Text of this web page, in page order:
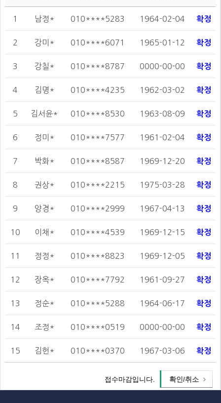
1 남정* 010****5283 1964-02-04 확정
2 강미* 010****6071 1965-01-12 확정
3 강칠* 010****8787 0000-00-00 확정
4 김명* 010****4235 1962-03-02 확정
5 김서윤* 010****8530 1963-08-09 확정
6 정미* 010****7577 1961-02-04 확정
7 박화* 010****8587 1969-12-20 확정
8 권상* 010****2215 1975-03-28 확정
9 양경* 010****2999 1967-04-13 확정
10 이채* 010****4539 1969-12-15 확정
11 정정* 010****8823 1969-12-05 확정
12 장옥* 010****7792 1961-09-27 확정
13 정순* 010****5288 1964-06-17 확정
14 조정* 010****0519 0000-00-00 확정
15 김헌* 010****0370 1967-03-06 확정
접수마감입니다. 확인/취소